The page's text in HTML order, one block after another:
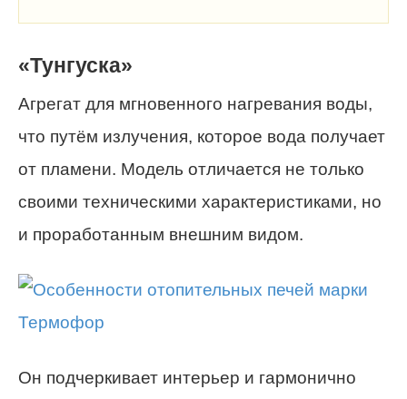
«Тунгуска»
Агрегат для мгновенного нагревания воды,
что путём излучения, которое вода получает
от пламени. Модель отличается не только
своими техническими характеристиками, но
и проработанным внешним видом.
Он подчеркивает интерьер и гармонично